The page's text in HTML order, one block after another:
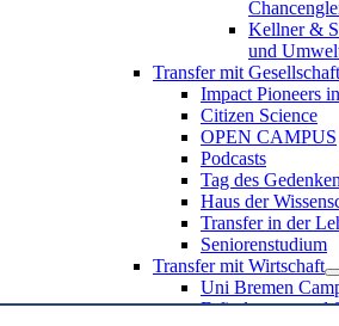
Kellner &
und
Transfer mit Gesellschaft
Impact Pioneers
Citizen Science
OPEN CAMPUS
Podcasts
Tag des
Haus der
Transfer in der
Seniorenstudium
Transfer mit Wirtschaft
Uni Bremen
Erfindungen und